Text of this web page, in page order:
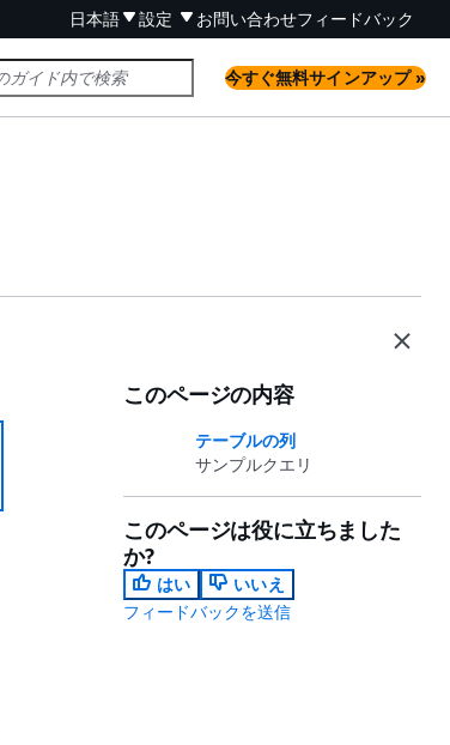
日本語 設定 お問い合わせフィードバック
今すぐ無料サインアップ »
このページの内容
テーブルの列
サンプルクエリ
このページは役に立ちました
か?
はい
いいえ
フィードバックを送信